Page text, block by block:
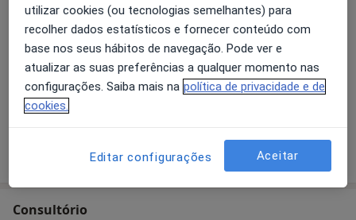
Primeira consulta Alergologia
Detalhes
Primeira consulta Pneumologia
Detalhes
Como mostramos os preços?
Consultório
utilizar cookies (ou tecnologias semelhantes) para
recolher dados estatísticos e fornecer conteúdo com
base nos seus hábitos de navegação. Pode ver e
atualizar as suas preferências a qualquer momento nas
configurações. Saiba mais na política de privacidade e de
cookies.
Editar configurações Aceitar